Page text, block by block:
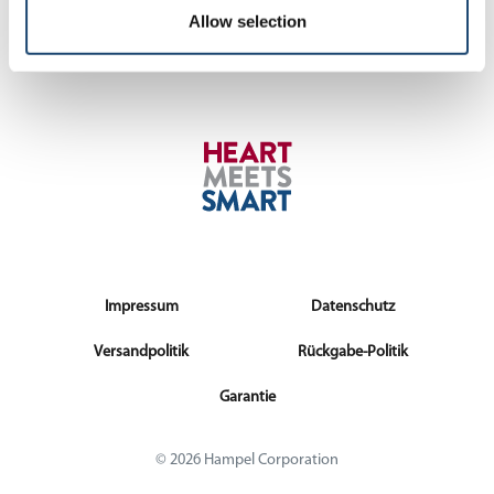
Allow selection
Impressum Datenschutz
Versandpolitik Rückgabe-Politik
Garantie
© 2026 Hampel Corporation